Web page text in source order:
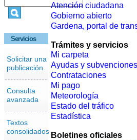
Servicios
Solicitar una
publicación
Consulta
avanzada
Textos
consolidados
Atención ciudadana
Gobierno abierto
Gardena, portal de
Trámites y servicios
Mi carpeta
Ayudas y subvenciones
Contrataciones
Mi pago
Meteorología
Estado del tráfico
Estadística
Boletines oficiales